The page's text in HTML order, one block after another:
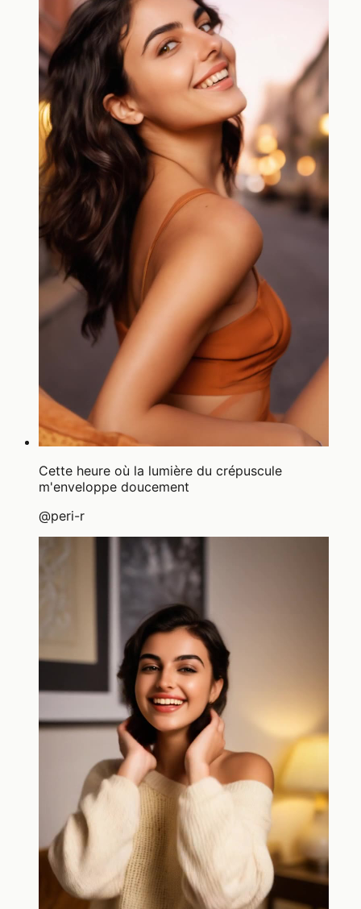
Cette heure où la lumière du crépuscule
m'enveloppe doucement
@peri-r